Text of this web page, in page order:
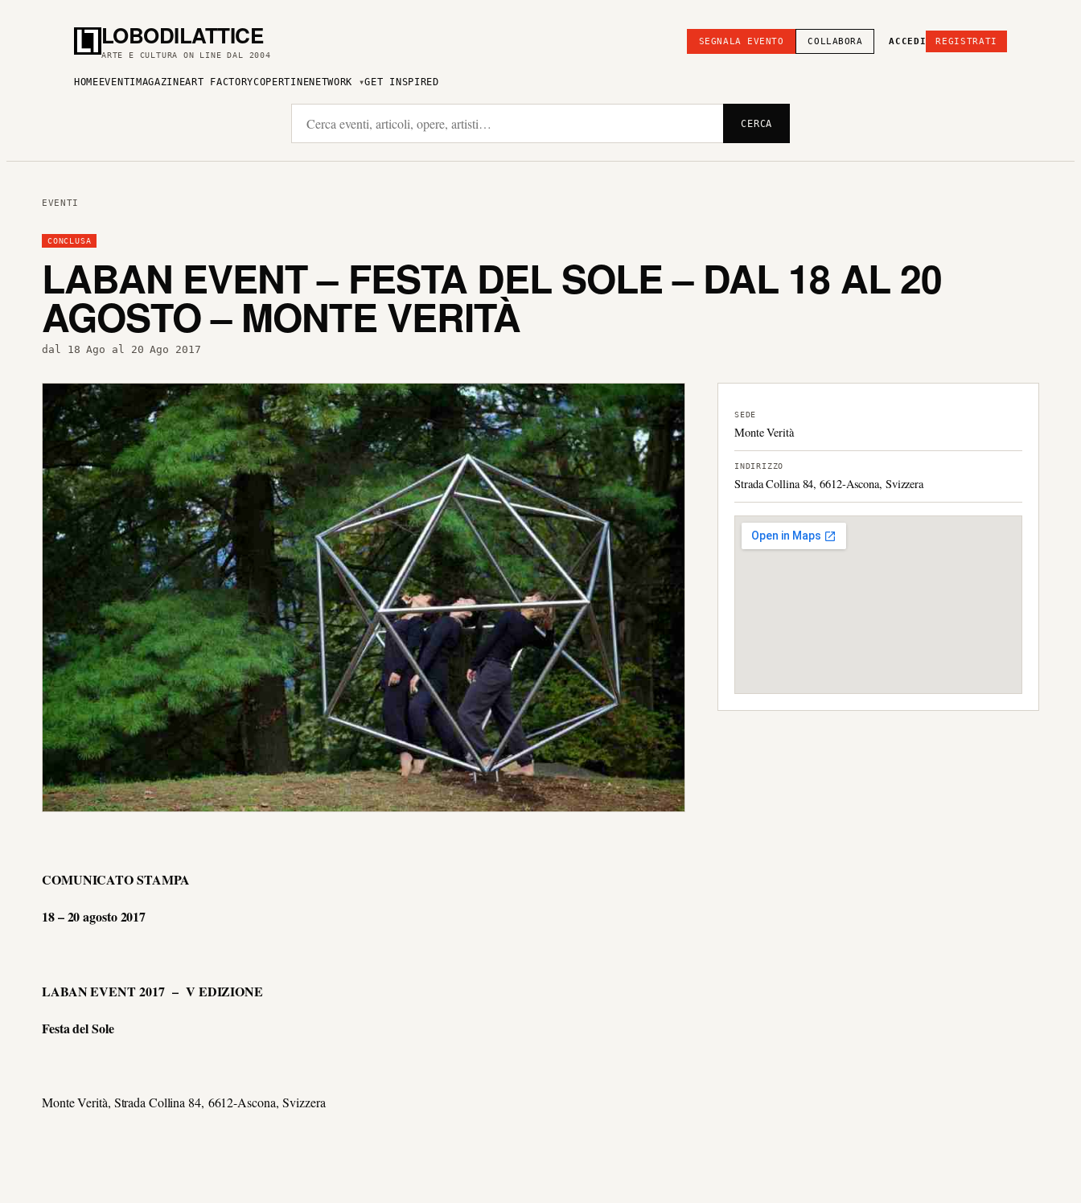
LOBODILATTICE
ARTE E CULTURA ON LINE DAL 2004
SEGNALA EVENTO COLLABORA ACCEDI REGISTRATI
HOME EVENTI MAGAZINEART FACTORYCOPERTINENETWORK GET INSPIRED
CERCA
EVENTI
CONCLUSA
LABAN EVENT – FESTA DEL SOLE – DAL 18 AL 20
AGOSTO – MONTE VERITÀ
dal 18 Ago al 20 Ago 2017
COMUNICATO STAMPA
18 – 20 agosto 2017
LABAN EVENT 2017 – V EDIZIONE
Festa del Sole
Monte Verità, Strada Collina 84, 6612-Ascona, Svizzera
SEDE
Monte Verità
INDIRIZZO
Strada Collina 84, 6612-Ascona, Svizzera